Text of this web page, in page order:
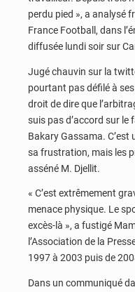
perdu pied », a analysé
France Football, dans
diffusée lundi soir sur
Jugé chauvin sur la
pourtant pas défilé à
droit de dire que
suis pas d’accord sur le
Bakary Gassama.
sa frustration, mais les
asséné M. Djellit.
« C’est extrêmement
menace physique. Le
excès-là », a fustigé
l’Association de la
1997 à 2003 puis de
Dans un communiqué